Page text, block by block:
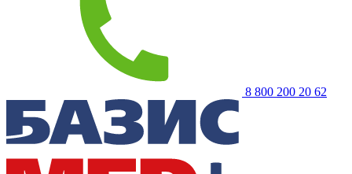
8 800 200 20 62